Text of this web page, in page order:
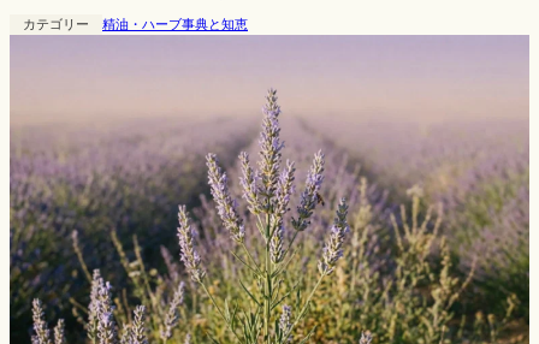
カテゴリー 精油・ハーブ事典と知恵